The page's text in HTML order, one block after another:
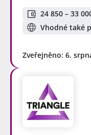
24 850 – 33
Vhodné také
Zveřejněno: 6.